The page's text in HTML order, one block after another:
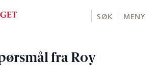
SØK MENY
fra Roy